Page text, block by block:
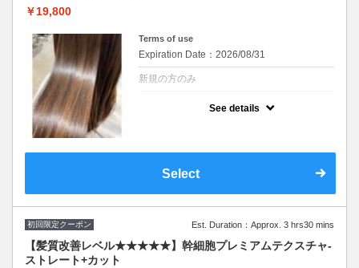
￥19,800
Terms of use
Expiration Date：2026/08/31
新規の方のみ
る“艶”体験SB込み イルミナ、オイルカラーに
See details
Select
初回限定クーポン Est. Duration：Approx. 3 hrs30 mins
【髪質改善レベル★★★★★】幹細胞プレミアムテクスチャ-
ストレート+カット